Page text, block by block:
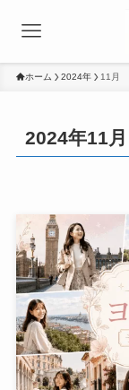
ホーム 2024年 11月
2024年11月